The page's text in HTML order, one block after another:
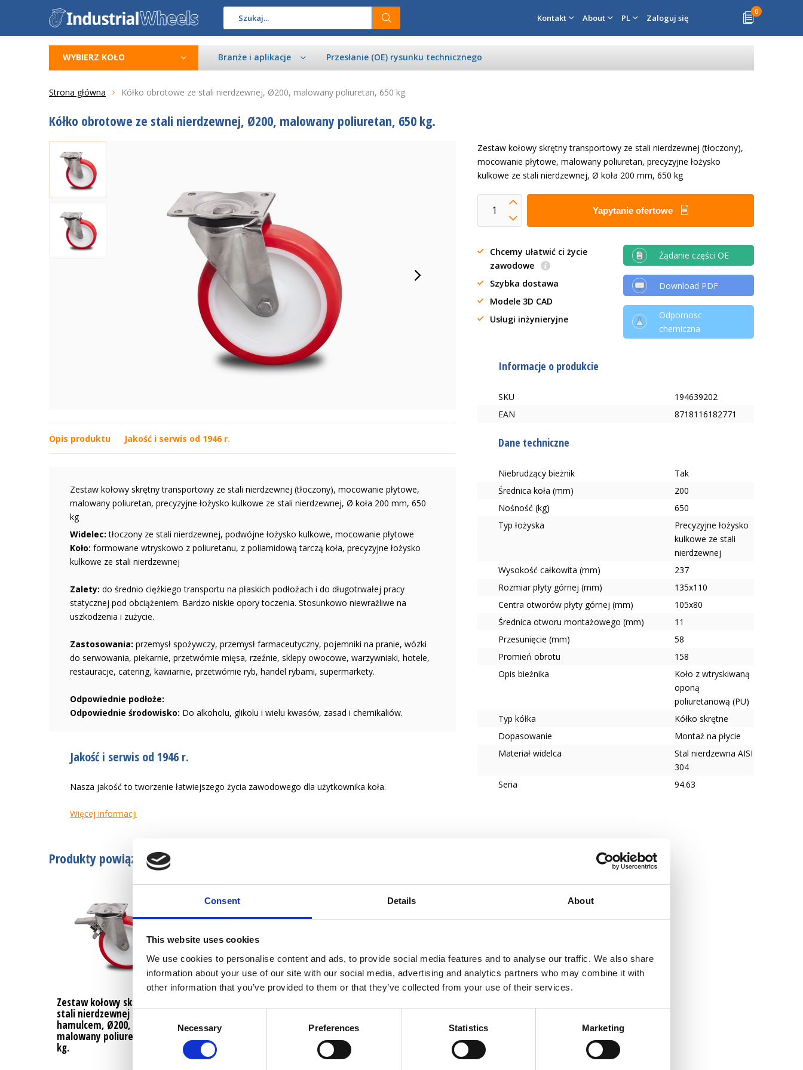
Consent Details About
This website uses cookies
We use cookies to personalise content and ads, to provide social media features and to analyse our traffic. We also share
information about your use of our site with our social media, advertising and analytics partners who may combine it with
other information that you’ve provided to them or that they’ve collected from your use of their services.
Necessary Preferences Statistics Marketing
Kontakt About PL Zaloguj się
0
WYBIERZ KOŁO Branże i aplikacje Przesłanie (OE) rysunku technicznego
Strona główna Kółko obrotowe ze stali nierdzewnej, Ø200, malowany poliuretan, 650 kg.
Kółko obrotowe ze stali nierdzewnej, Ø200, malowany poliuretan, 650 kg.
Opis produktu Jakość i serwis od 1946 r.
Zestaw kołowy skrętny transportowy ze stali nierdzewnej (tłoczony), mocowanie płytowe,
malowany poliuretan, precyzyjne łożysko kulkowe ze stali nierdzewnej, Ø koła 200 mm, 650
kg
Widelec:tłoczony ze stali nierdzewnej, podwójne łożysko kulkowe, mocowanie płytowe
Koło: formowane wtryskowo z poliuretanu, z poliamidową tarczą koła, precyzyjne łożysko
kulkowe ze stali nierdzewnej
Zalety: do średnio ciężkiego transportu na płaskich podłożach i do długotrwałej pracy
statycznej pod obciążeniem. Bardzo niskie opory toczenia. Stosunkowo niewrażliwe na
uszkodzenia i zużycie.
Zastosowania: przemysł spożywczy, przemysł farmaceutyczny, pojemniki na pranie, wózki
do serwowania, piekarnie, przetwórnie mięsa, rzeźnie, sklepy owocowe, warzywniaki, hotele,
restauracje, catering, kawiarnie, przetwórnie ryb, handel rybami, supermarkety.
Odpowiednie podłoże:
Odpowiednie środowisko: Do alkoholu, glikolu i wielu kwasów, zasad i chemikaliów.
Jakość i serwis od 1946 r.
Nasza jakość to tworzenie łatwiejszego życia zawodowego dla użytkownika koła.
Więcej informacji
Zestaw kołowy skrętny transportowy ze stali nierdzewnej (tłoczony),
mocowanie płytowe, malowany poliuretan, precyzyjne łożysko
kulkowe ze stali nierdzewnej, Ø koła 200 mm, 650 kg
Yapytanie ofertowe
Chcemy ułatwić ci życie
zawodowe
Szybka dostawa
Modele 3D CAD
Usługi inżynieryjne
Żądanie części OE
Download PDF
Odpornosc
chemiczna
Informacje o produkcie
SKU
194639202
EAN
8718116182771
Dane techniczne
Niebrudzący bieżnik
Tak
Średnica koła (mm)
200
Nośność (kg)
650
Typ łożyska
Precyzyjne łożysko
kulkowe ze stali
nierdzewnej
Wysokość całkowita (mm)
237
Rozmiar płyty górnej (mm)
135x110
Centra otworów płyty górnej (mm)
105x80
Średnica otworu montażowego (mm)
11
Przesunięcie (mm)
58
Promień obrotu
158
Opis bieżnika
Koło z wtryskiwaną
oponą
poliuretanową (PU)
Typ kółka
Kółko skrętne
Dopasowanie
Montaż na płycie
Materiał widelca
Stal nierdzewna AISI
304
Seria
94.63
Produkty powiązane
Zestaw kołowy skrętny ze
stali nierdzewnej z
hamulcem, Ø200,
malowany poliuretan, 650
kg.
malowany poliuretan, 650